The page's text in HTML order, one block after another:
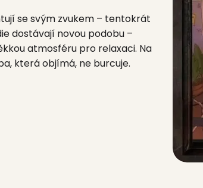
se svým zvukem – tentokrát
dostávají novou podobu –
atmosféru pro relaxaci. Na
která objímá, ne burcuje.